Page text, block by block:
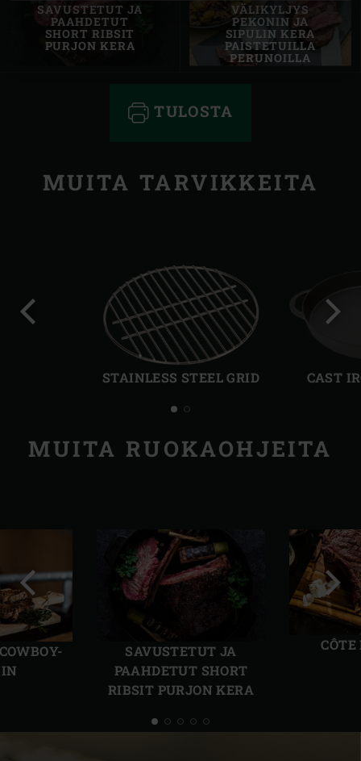
SAVUSTETUT JA
PAAHDETUT
SHORT RIBSIT
PURJON KERA
VÄLIKYLJYS
PEKONIN JA
SIPULIN KERA
PAISTETUILLA
PERUNOILLA
TULOSTA
MUITA TARVIKKEITA
STAINLESS STEEL GRID CAST
MUITA RUOKAOHJEITA
SAVUSTETUT JA
PAAHDETUT SHORT
RIBSIT PURJON KERA
CÔTE
Edellinen
dia
dia